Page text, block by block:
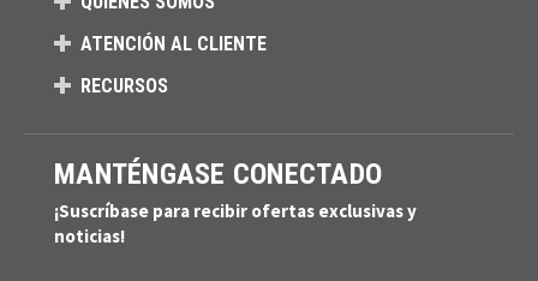
ATENCIÓN AL CLIENTE
RECURSOS
MANTÉNGASE CONECTADO
¡Suscríbase para recibir ofertas exclusivas y
noticias!